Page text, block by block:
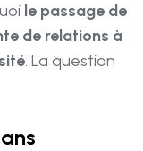
le passage de
de relations à
. La question